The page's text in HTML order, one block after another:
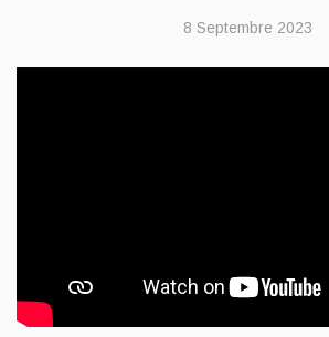
8 Septembre 2023